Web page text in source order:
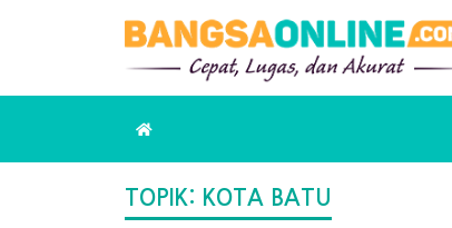
TOPIK: KOTA BATU